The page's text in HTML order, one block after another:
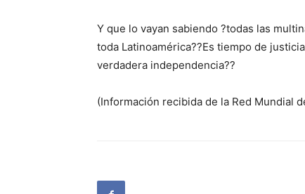
Y que lo vayan sabiendo ?todas las
toda Latinoamérica??Es tiempo de
verdadera independencia??
(Información recibida de la Red Mundial